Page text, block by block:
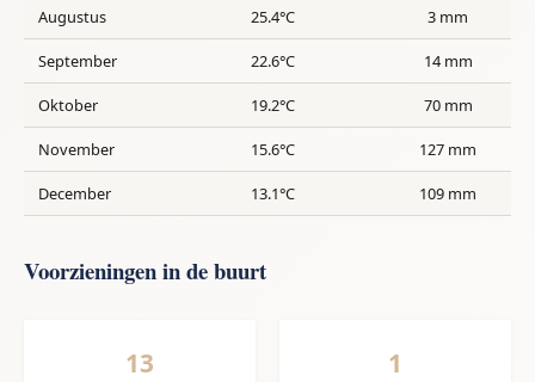
Augustus 25.4°C 3 mm
September 22.6°C 14 mm
Oktober 19.2°C 70 mm
November 15.6°C 127 mm
December 13.1°C 109 mm
Voorzieningen in de buurt
13 1